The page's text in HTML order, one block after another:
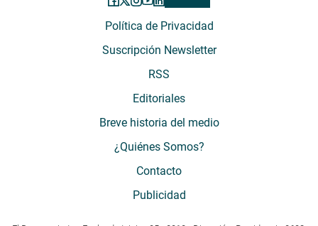
Política de Privacidad
Suscripción Newsletter
RSS
Editoriales
Breve historia del medio
¿Quiénes Somos?
Contacto
Publicidad